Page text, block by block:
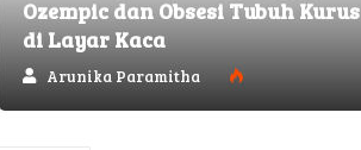
Ozempic dan Obsesi Tubuh Kurus
di Layar Kaca
Arunika Paramitha